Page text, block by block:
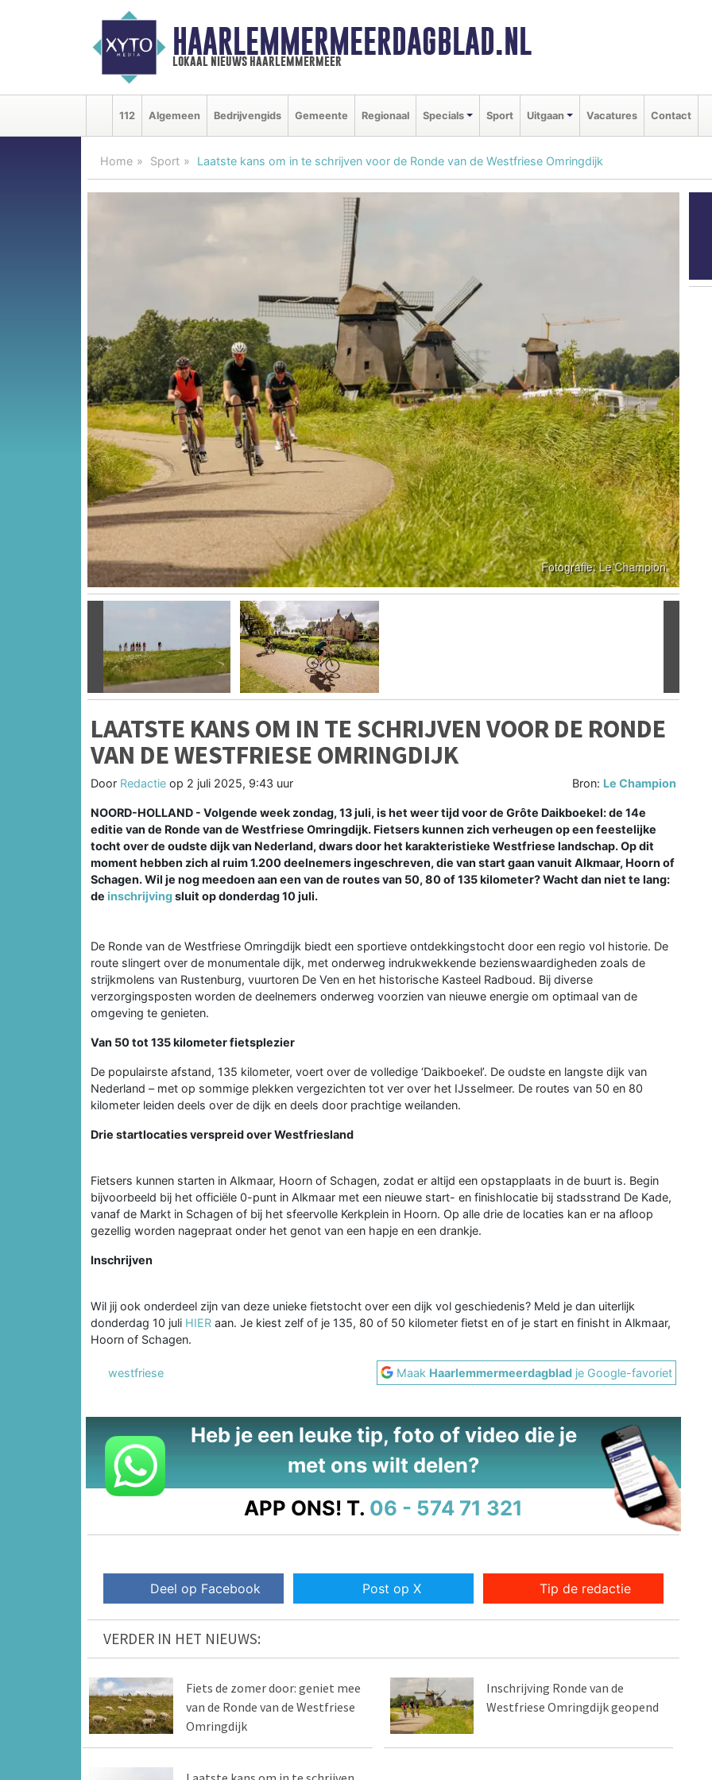
HAARLEMMERMEERDAGBLAD.NL
lokaal nieuws haarlemmermeer
112 Algemeen Bedrijvengids Gemeente Regionaal Specials Sport Uitgaan Vacatures Contact
Home Sport Laatste kans om in te schrijven voor de Ronde van de Westfriese Omringdijk
Vorige
LAATSTE KANS OM IN TE SCHRIJVEN VOOR DE RONDE
VAN DE WESTFRIESE OMRINGDIJK
Door Redactie op 2 juli 2025, 9:43 uur Bron: Le Champion
NOORD-HOLLAND - Volgende week zondag, 13 juli, is het weer tijd voor de Grôte Daikboekel: de 14e
editie van de Ronde van de Westfriese Omringdijk. Fietsers kunnen zich verheugen op een feestelijke
tocht over de oudste dijk van Nederland, dwars door het karakteristieke Westfriese landschap. Op dit
moment hebben zich al ruim 1.200 deelnemers ingeschreven, die van start gaan vanuit Alkmaar, Hoorn of
Schagen. Wil je nog meedoen aan een van de routes van 50, 80 of 135 kilometer? Wacht dan niet te lang:
de inschrijvingsluit op donderdag 10 juli.
De Ronde van de Westfriese Omringdijk biedt een sportieve ontdekkingstocht door een regio vol historie. De
route slingert over de monumentale dijk, met onderweg indrukwekkende bezienswaardigheden zoals de
strijkmolens van Rustenburg, vuurtoren De Ven en het historische Kasteel Radboud. Bij diverse
verzorgingsposten worden de deelnemers onderweg voorzien van nieuwe energie om optimaal van de
omgeving te genieten.
Van 50 tot 135 kilometer fietsplezier
De populairste afstand, 135 kilometer, voert over de volledige ‘Daikboekel’. De oudste en langste dijk van
Nederland – met op sommige plekken vergezichten tot ver over het IJsselmeer. De routes van 50 en 80
kilometer leiden deels over de dijk en deels door prachtige weilanden.
Drie startlocaties verspreid over Westfriesland
Fietsers kunnen starten in Alkmaar, Hoorn of Schagen, zodat er altijd een opstapplaats in de buurt is. Begin
bijvoorbeeld bij het officiële 0-punt in Alkmaar met een nieuwe start- en finishlocatie bij stadsstrand De Kade,
vanaf de Markt in Schagen of bij het sfeervolle Kerkplein in Hoorn. Op alle drie de locaties kan er na afloop
gezellig worden nagepraat onder het genot van een hapje en een drankje.
Inschrijven
Wil jij ook onderdeel zijn van deze unieke fietstocht over een dijk vol geschiedenis? Meld je dan uiterlijk
donderdag 10 juli HIER aan. Je kiest zelf of je 135, 80 of 50 kilometer fietst en of je start en finisht in Alkmaar,
Hoorn of Schagen.
westfriese Maak Haarlemmermeerdagblad je Google-favoriet
Heb je een leuke tip, foto of video die je
met ons wilt delen?
APP ONS! T. 06 - 574 71 321
Deel op Facebook Post op X Tip de redactie
VERDER IN HET NIEUWS:
Fiets de zomer door: geniet mee
van de Ronde van de Westfriese
Omringdijk
Inschrijving Ronde van de
Westfriese Omringdijk geopend